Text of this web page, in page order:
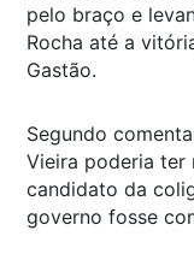
pelo braço e
Rocha até a
Gastão.
Segundo
Vieira poderia ter
candidato da
governo fosse